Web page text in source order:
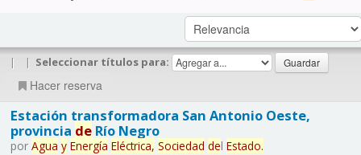
| | Seleccionar títulos para:
Hacer reserva
Estación transformadora San Antonio Oeste,
provincia deRío Negro
por Agua y Energía Eléctrica, Sociedad del Estado.